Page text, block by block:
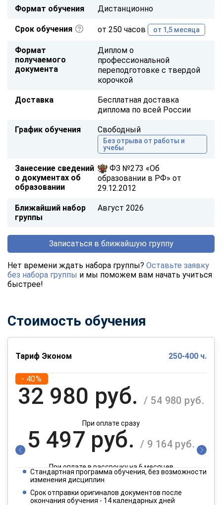
Формат обучения Дистанционно
Срок обучения от 250 часов от 1,5 месяца
Формат
получаемого
документа
Диплом о
профессиональной
переподготовке с твердой
корочкой
Доставка
Бесплатная доставка
диплома по всей России
График обучения Свободный
Без отрыва от работы и
учебы
Занесение сведений
о документах об
образовании
ФЗ №273 «Об
образовании в РФ» от
29.12.2012
Ближайший набор
группы
Август 2026
Записаться в ближайшую группу
Нет времени ждать набора группы? Оставьте заявку
без набора группы и мы поможем вам начать учиться
быстрее!
Стоимость обучения
Тариф Эконом 250-400 ч.
- 40%
32 980 руб. / 54 980 руб.
При оплате сразу
5 497 руб. / 9 164 руб.
При оплате в рассрочку на 6 месяцев
2 749 руб.
Стандартная программа обучения, без возможности
изменения дисциплин
Срок отправки оригиналов документов после
окончания обучения - 14 календарных дней